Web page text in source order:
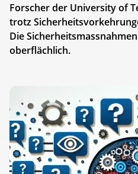
Forscher der University of
trotz
Die
oberflächlich.